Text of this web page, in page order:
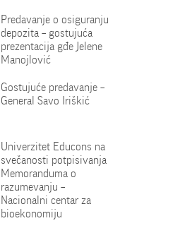
Predavanje o osiguranju
depozita – gostujuća
prezentacija gđe Jelene
Manojlović
Gostujuće predavanje –
General Savo Iriškić
Univerzitet Educons na
svečanosti potpisivanja
Memoranduma o
razumevanju –
Nacionalni centar za
bioekonomiju